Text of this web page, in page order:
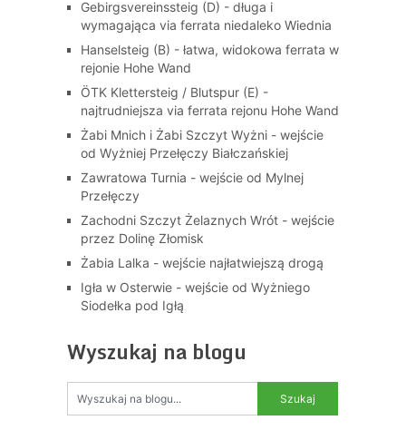
Gebirgsvereinssteig (D) - długa i
wymagająca via ferrata niedaleko Wiednia
Hanselsteig (B) - łatwa, widokowa ferrata w
rejonie Hohe Wand
ÖTK Klettersteig / Blutspur (E) -
najtrudniejsza via ferrata rejonu Hohe Wand
Żabi Mnich i Żabi Szczyt Wyżni - wejście
od Wyżniej Przełęczy Białczańskiej
Zawratowa Turnia - wejście od Mylnej
Przełęczy
Zachodni Szczyt Żelaznych Wrót - wejście
przez Dolinę Złomisk
Żabia Lalka - wejście najłatwiejszą drogą
Igła w Osterwie - wejście od Wyżniego
Siodełka pod Igłą
Wyszukaj na blogu